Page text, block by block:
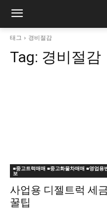
태그 경비절감
Tag: 경비절감
■중고트럭매매 ■중고화물차매매 ■영업용
보
사업용 디젤트럭 세
꿀팁